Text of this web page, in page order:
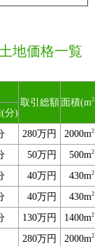
地価格一覧
取引総額 面積(m2
分)
280万円 2000m2
50万円 500m2
40万円 430m2
40万円 430m2
130万円 1400m2
280万円 2000m2